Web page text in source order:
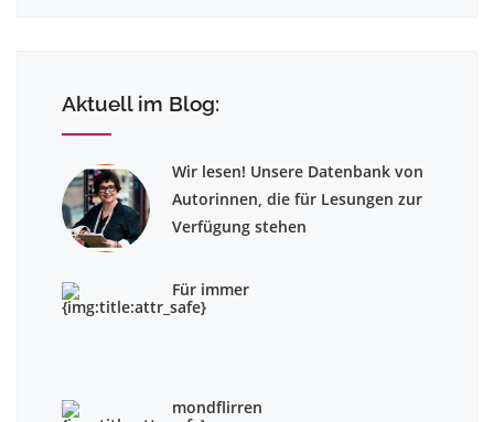
Aktuell im Blog:
Wir lesen! Unsere Datenbank von
Autorinnen, die für Lesungen zur
Verfügung stehen
Für immer
mondflirren